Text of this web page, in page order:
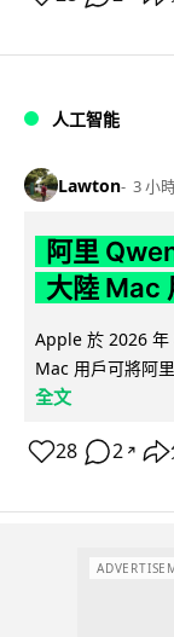
人工智能
Lawton 3 小
阿里
大陸 Mac
Apple 於 2026 年
Mac 用戶可將阿
全文
28 2 ↗